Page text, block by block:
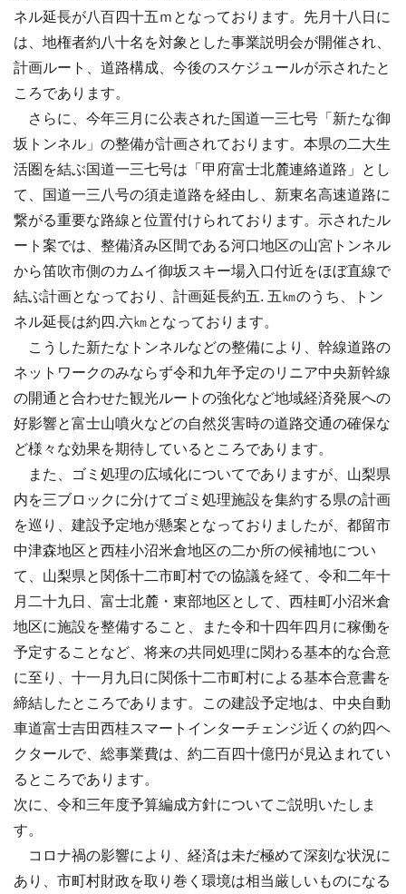
ネル延長が八百四十五ｍとなっております。先月十八日に
は、地権者約八十名を対象とした事業説明会が開催され、
計画ルート、道路構成、今後のスケジュールが示されたと
ころであります。
さらに、今年三月に公表された国道一三七号「新たな御
坂トンネル」の整備が計画されております。本県の二大生
活圏を結ぶ国道一三七号は「甲府富士北麓連絡道路」とし
て、国道一三八号の須走道路を経由し、新東名高速道路に
繋がる重要な路線と位置付けられております。示されたル
ート案では、整備済み区間である河口地区の山宮トンネル
から笛吹市側のカムイ御坂スキー場入口付近をほぼ直線で
結ぶ計画となっており、計画延長約五. 五㎞のうち、トン
ネル延長は約四.六㎞となっております。
こうした新たなトンネルなどの整備により、幹線道路の
ネットワークのみならず令和九年予定のリニア中央新幹線
の開通と合わせた観光ルートの強化など地域経済発展への
好影響と富士山噴火などの自然災害時の道路交通の確保な
ど様々な効果を期待しているところであります。
また、ゴミ処理の広域化についてでありますが、山梨県
内を三ブロックに分けてゴミ処理施設を集約する県の計画
を巡り、建設予定地が懸案となっておりましたが、都留市
中津森地区と西桂小沼米倉地区の二か所の候補地につい
て、山梨県と関係十二市町村での協議を経て、令和二年十
月二十九日、富士北麓・東部地区として、西桂町小沼米倉
地区に施設を整備すること、また令和十四年四月に稼働を
予定することなど、将来の共同処理に関わる基本的な合意
に至り、十一月九日に関係十二市町村による基本合意書を
締結したところであります。この建設予定地は、中央自動
車道富士吉田西桂スマートインターチェンジ近くの約四ヘ
クタールで、総事業費は、約二百四十億円が見込まれてい
るところであります。
次に、令和三年度予算編成方針についてご説明いたしま
す。
コロナ禍の影響により、経済は未だ極めて深刻な状況に
あり、市町村財政を取り巻く環境は相当厳しいものになる